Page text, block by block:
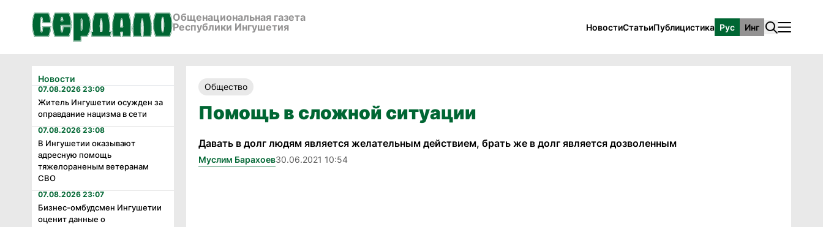
Общенациональная газета
Республики Ингушетия
НовостиСтатьиПублицистика Рус Инг
Новости
07.08.2026 23:09
Житель Ингушетии осужден за
оправдание нацизма в сети
07.08.2026 23:08
В Ингушетии оказывают
адресную помощь
тяжелораненым ветеранам
СВО
07.08.2026 23:07
Бизнес-омбудсмен Ингушетии
оценит данные о
Общество
Помощь в сложной ситуации
Давать в долг людям является желательным действием, брать же в долг является дозволенным
Муслим Барахоев30.06.2021 10:54